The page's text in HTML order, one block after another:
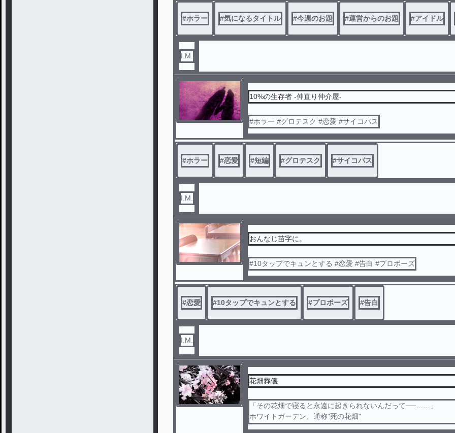
#ホラー #気になるタイトル #今週のお題 #運営からのお題 #アイドル
I.M.
10%の生存者 -仲直り仲介屋-
#ホラー #グロテスク #恋愛 #サイコパス
#ホラー #恋愛 #短編 #グロテスク #サイコパス
I.M.
おんなじ苗字に。
#10タップでキュンとする #恋愛 #告白 #プロポーズ
#恋愛 #10タップでキュンとする #プロポーズ #告白
I.M.
花畑葬儀
「その花畑で寝ると永遠に起きられないんだって──……」
ホワイトガーデン、通称"死の花畑"